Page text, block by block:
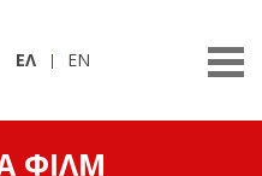
ΕΛ EN
ΦΙΛΜ